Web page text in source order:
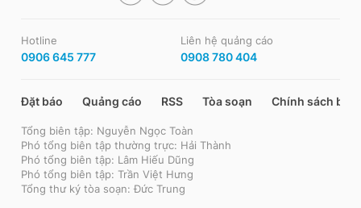
Hotline
0906 645 777
Liên hệ quảng cáo
0908 780 404
Đặt báo Quảng cáo RSS Tòa soạn Chính sách bảo
Tổng biên tập: Nguyễn Ngọc Toàn
Phó tổng biên tập thường trực: Hải Thành
Phó tổng biên tập: Lâm Hiếu Dũng
Phó tổng biên tập: Trần Việt Hưng
Tổng thư ký tòa soạn: Đức Trung